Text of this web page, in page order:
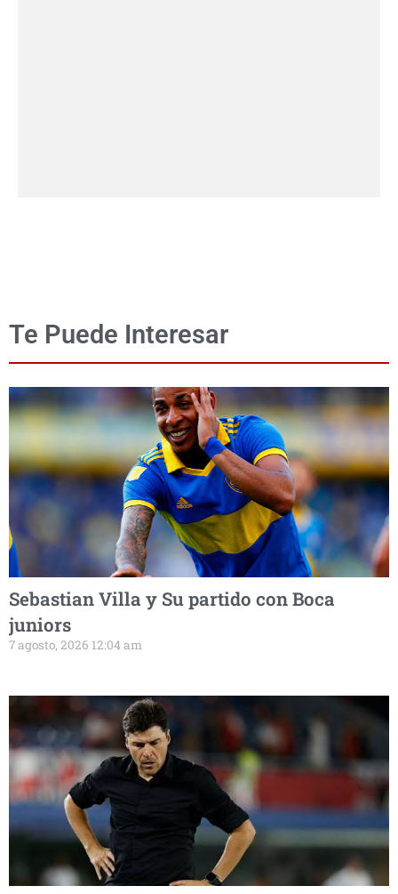
Te Puede Interesar
Sebastian Villa y Su partido con Boca
juniors
7 agosto, 2026 12:04 am